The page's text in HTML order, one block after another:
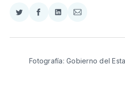
Compartir
Twitter
Compartir
Facebook
Compartir
LinkedIn
Compartir
Email
Fotografía: Gobierno del